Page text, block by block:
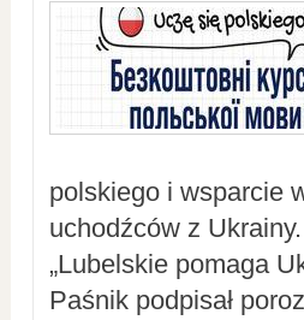
polskiego i wsparcie
uchodźców z
„Lubelskie pomaga
Paśnik podpisał